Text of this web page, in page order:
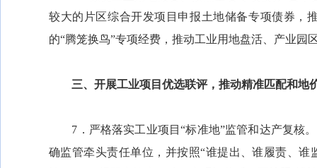
较大的片区综合开发项目申报土地储备专项债券，
的“腾笼换鸟”专项经费，推动工业用地盘活、产业园
三、开展工业项目优选联评，推动精准匹配和地
7．严格落实工业项目“标准地”监管和达产复核。
确监管牵头责任单位，并按照“谁提出、谁履责、